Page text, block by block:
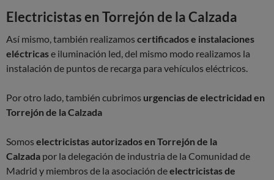
Electricistas en Torrejón de la Calzada
Así mismo, también realizamos certificados e instalaciones
eléctricase iluminación led, del mismo modo realizamos la
instalación de puntos de recarga para vehículos eléctricos.
Por otro lado, también cubrimos urgencias de electricidad en
Torrejón de la Calzada
Somos electricistas autorizados en Torrejón de la
Calzada por la delegación de industria de la Comunidad de
Madrid y miembros de la asociación deelectricistas de